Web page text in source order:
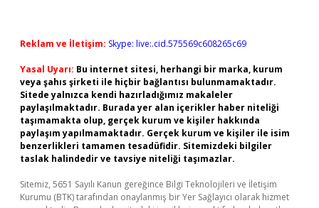
Reklam ve İletişim: Skype: live:.cid.575569c608265c69
Yasal Uyarı: Bu internet sitesi, herhangi bir marka, kurum
veya şahıs şirketi ile hiçbir bağlantısı bulunmamaktadır.
Sitede yalnızca kendi hazırladığımız makaleler
paylaşılmaktadır. Burada yer alan içerikler haber niteliği
taşımamakta olup, gerçek kurum ve kişiler hakkında
paylaşım yapılmamaktadır. Gerçek kurum ve kişiler ile isim
benzerlikleri tamamen tesadüfidir. Sitemizdeki bilgiler
taslak halindedir ve tavsiye niteliği taşımazlar.
Sitemiz, 5651 Sayılı Kanun gereğince Bilgi Teknolojileri ve İletişim
Kurumu (BTK) tarafından onaylanmış bir Yer Sağlayıcı olarak hizmet